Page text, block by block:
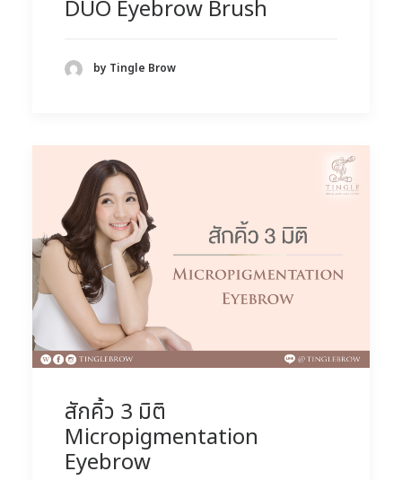
DUO Eyebrow Brush
by Tingle Brow
สักคิ้ว 3 มิติ
Micropigmentation
Eyebrow